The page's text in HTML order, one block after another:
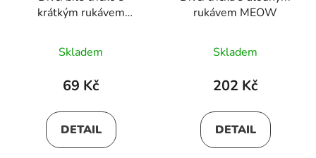
krátkým rukávem
Skladem
69 Kč
DETAIL
rukávem MEOW
Skladem
202 Kč
DETAIL